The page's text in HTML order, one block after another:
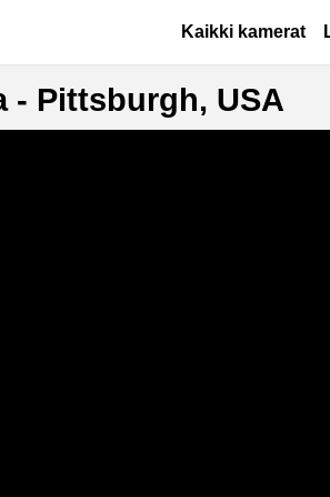
Основная
Kaikki kamerat
- Pittsburgh, USA